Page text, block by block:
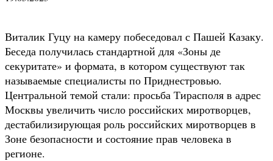
Виталик Гуцу на камеру побеседовал с Пашей Казаку.
Беседа получилась стандартной для «Зоны де
секуритате» и формата, в котором существуют так
называемые специалисты по Приднестровью.
Центральной темой стали: просьба Тирасполя в адрес
Москвы увеличить число российских миротворцев,
дестабилизирующая роль российских миротворцев в
Зоне безопасности и состояние прав человека в
регионе.